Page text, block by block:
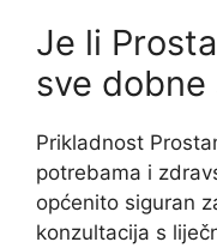
Je li
sve dobne
Prikladnost
potrebama i
općenito siguran
konzultacija s